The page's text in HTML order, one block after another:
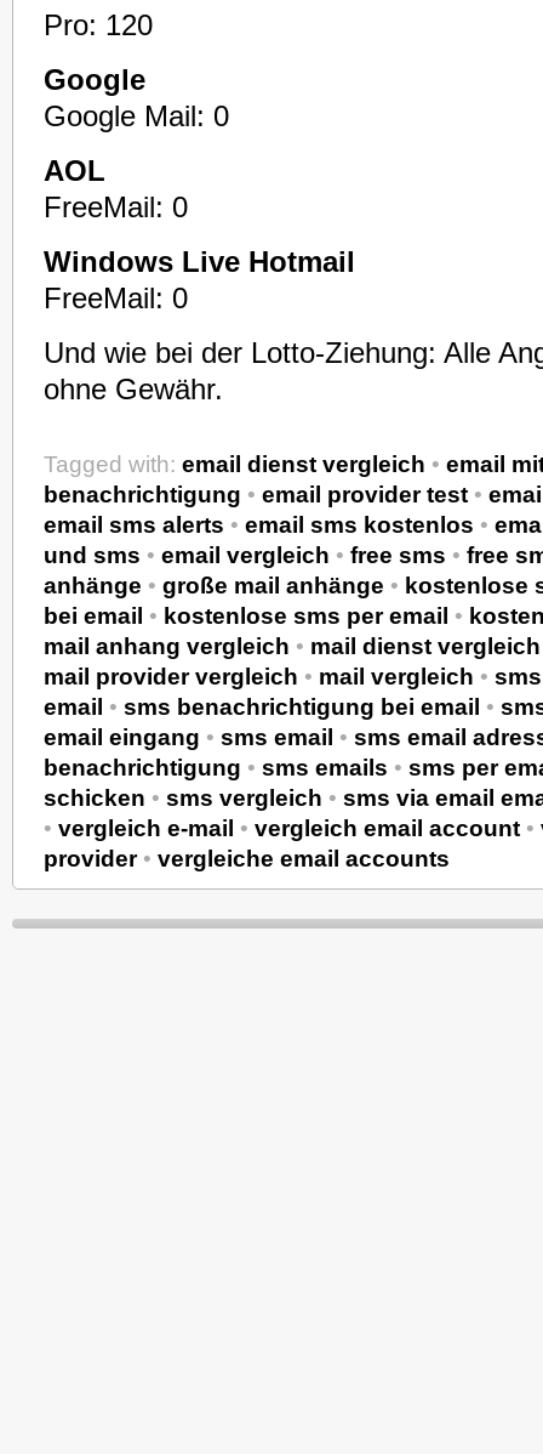
Pro: 120
Google
Google Mail: 0
AOL
FreeMail: 0
Windows Live Hotmail
FreeMail: 0
Und wie bei der Lotto-Ziehung: Alle
ohne Gewähr.
Tagged with: email dienst vergleich • email
benachrichtigung • email provider test •
email sms alerts • email sms kostenlos •
und sms • email vergleich • free sms • free
anhänge • große mail anhänge • kostenlose
bei email • kostenlose sms per email •
mail anhang vergleich • mail dienst vergleich
mail provider vergleich • mail vergleich •
email • sms benachrichtigung bei email •
email eingang • sms email • sms email
benachrichtigung • sms emails • sms per
schicken • sms vergleich • sms via email
• vergleich e-mail • vergleich email account •
provider• vergleiche email accounts